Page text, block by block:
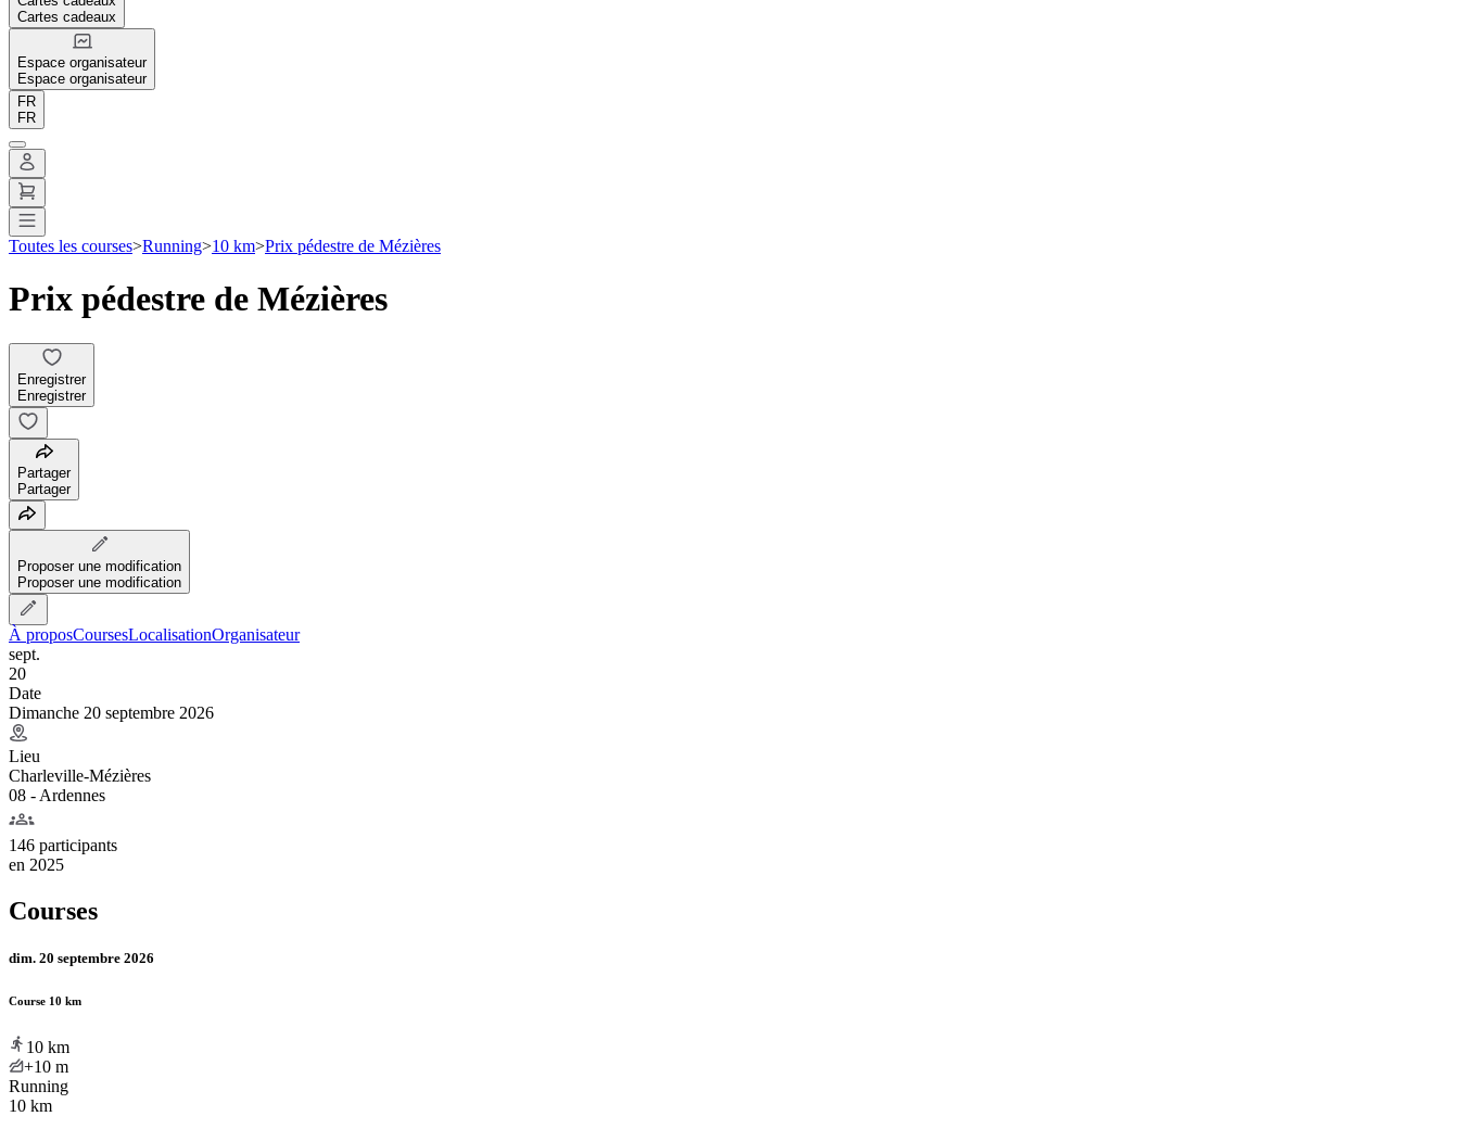
Cartes cadeaux
Espace organisateur
Espace organisateur
FR
FR
Toutes les courses>Running>10 km>Prix pédestre de Mézières
Prix pédestre de Mézières
Enregistrer
Enregistrer
Partager
Partager
Proposer une modification
Proposer une modification
À proposCoursesLocalisationOrganisateur
sept.
20
Date
Dimanche 20 septembre 2026
Lieu
Charleville-Mézières
08 - Ardennes
146 participants
en 2025
Courses
dim. 20 septembre 2026
Course 10 km
10 km
+10 m
Running
10 km